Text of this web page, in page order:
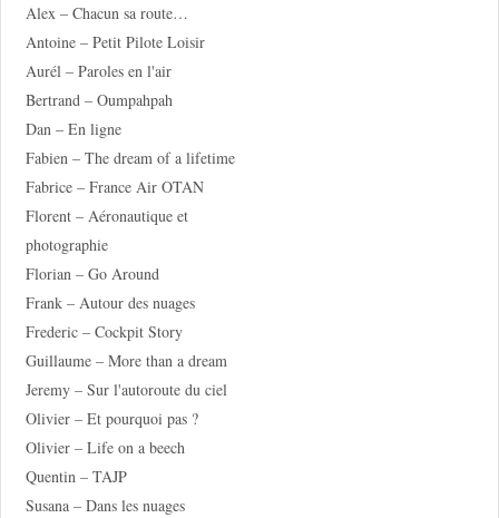
Alex – Chacun sa route…
Antoine – Petit Pilote Loisir
Aurél – Paroles en l'air
Bertrand – Oumpahpah
Dan – En ligne
Fabien – The dream of a lifetime
Fabrice – France Air OTAN
Florent – Aéronautique et
photographie
Florian – Go Around
Frank – Autour des nuages
Frederic – Cockpit Story
Guillaume – More than a dream
Jeremy – Sur l'autoroute du ciel
Olivier – Et pourquoi pas ?
Olivier – Life on a beech
Quentin – TAJP
Susana – Dans les nuages